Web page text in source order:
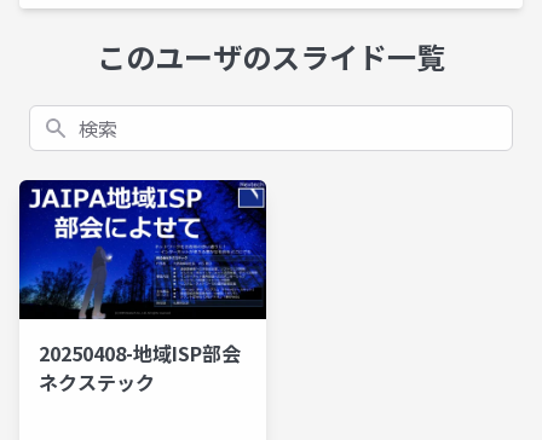
このユーザのスライド一覧
検索
20250408-地域ISP部会
ネクステック